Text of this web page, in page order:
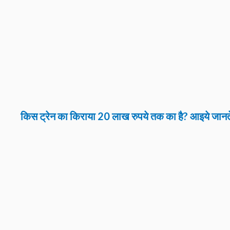
किस ट्रेन का किराया 20 लाख रुपये तक का है? आइये